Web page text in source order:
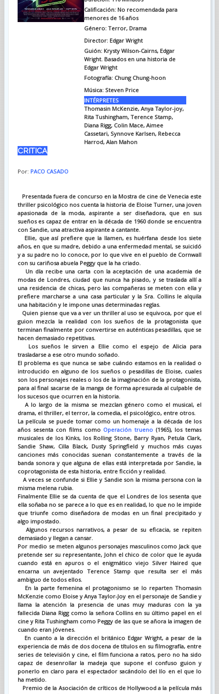
Calificación: No recomendada para
menores de 16 años
Género: Terror, Drama
Director: Edgar Wright
Guión: Krysty Wilson-Cairns, Edgar
Wright. Basados en una historia de
Edgar Wright
Fotografía: Chung Chung-hoon
Música: Steven Price
INTÉRPRETES
Thomasin McKenzie, Anya Taylor-joy,
Rita Tushingham, Terence Stamp,
Diana Rigg, Colin Mace, Aimee
Cassetari, Synnove Karlsen, Rebecca
Harrod, Alan Mahon
CRITICA
Por: PACO CASADO
Presentada fuera de concurso en la Mostra de cine de Venecia este
thriller psicológico nos cuenta la historia de Eloise Turner, una joven
apasionada de la moda, aspirante a ser diseñadora, que en sus
sueños es capaz de entrar en la década de 1960 donde se encuentra
con Sandie, una atractiva aspirante a cantante.
Ellie, que así prefiere que la llamen, es huérfana desde los siete
años, en que su madre, debido a una enfermedad mental, se suicidó
y a su padre no lo conoce, por lo que vive en el pueblo de Cornwall
con su cariñosa abuela Peggy que la ha criado.
Un día recibe una carta con la aceptación de una academia de
modas de Londres, ciudad que nunca ha pisado, y se traslada allí a
una residencia de chicas, pero las compañeras se meten con ella y
prefiere marcharse a una casa particular y la Sra. Collins le alquila
una habitación y le impone unas determinadas reglas.
Quien piense que va a ver un thriller al uso se equivoca, por que el
guion mezcla la realidad con los sueños de la protagonista que
terminan finalmente por convertirse en auténticas pesadillas, que se
hacen demasiado repetitivas.
Los sueños le sirven a Ellie como el espejo de Alicia para
trasladarse a ese otro mundo soñado.
El problema es que nunca se sabe cuándo estamos en la realidad o
introducido en alguno de los sueños o pesadillas de Eloise, cuales
son los personajes reales o los de la imaginación de la protagonista,
para al final sacarse de la manga de forma apresurada al culpable de
los sucesos que ocurren en la historia.
A lo largo de la misma se mezclan género como el musical, el
drama, el thriller, el terror, la comedia, el psicológico, entre otros.
La película se puede tomar como un homenaje a la década de los
años sesenta con films como Operación trueno (1965), los temas
musicales de los Kinks, los Rolling Stone, Barry Ryan, Petula Clark,
Sandie Shaw, Cilla Black, Dusty Springfield y muchos más cuyas
canciones más conocidas suenan constantemente a través de la
banda sonora y que alguna de ellas está interpretada por Sandie, la
coprotagonista de esta historia, entre ficción y realidad.
A veces se confunde si Ellie y Sandie son la misma persona con la
misma melena rubia.
Finalmente Ellie se da cuenta de que el Londres de los sesenta que
ella soñaba no se parece a lo que es en realidad, lo que no le impide
que triunfe como diseñadora de modas en un final precipitado y
algo impostado.
Algunos recursos narrativos, a pesar de su eficacia, se repiten
demasiado y llegan a cansar.
Por medio se meten algunos personajes masculinos como Jack que
pretende ser su representante, John el chico de color que le ayuda
cuando está en apuros o el enigmático viejo Silver Haired que
encarna un avejentado Terence Stamp que resulta ser el más
ambiguo de todos ellos.
En la parte femenina el protagonismo se lo reparten Thomasin
McKenzie como Eloise y Anya Taylor-Joy en el personaje de Sandie y
llama la atención la presencia de unas muy maduras con la ya
fallecida Diana Rigg como la señora Collins en su último papel en el
cine y Rita Tushingham como Peggy de las que se añora la imagen de
cuando eran jóvenes.
En cuanto a la dirección el británico Edgar Wright, a pesar de la
experiencia de más de dos docena de títulos en su filmografía, entre
series de televisión y cine, el film funciona a ratos, pero no ha sido
capaz de desenrollar la madeja que supone el confuso guion y
ponerlo en claro para el espectador sacándolo del lío en el que lo
ha metido.
Premio de la Asociación de críticos de Hollywood a la película más